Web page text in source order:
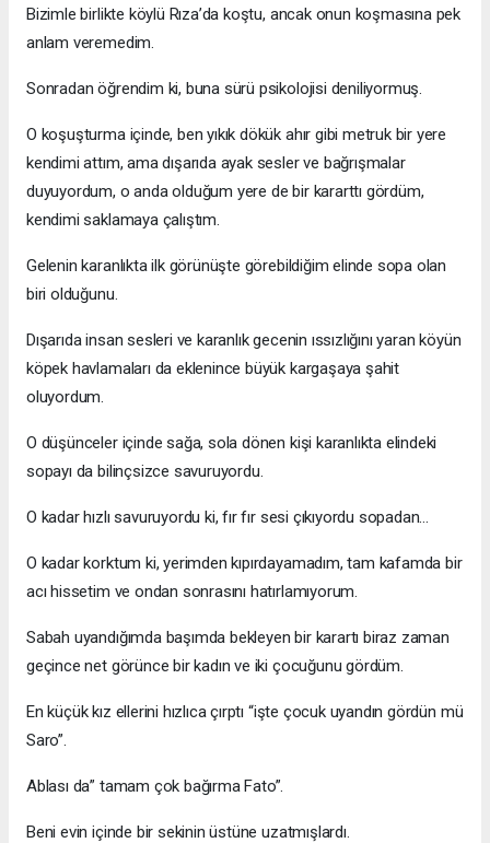
Bizimle birlikte köylü Rıza’da koştu, ancak onun koşmasına pek
anlam veremedim.
Sonradan öğrendim ki, buna sürü psikolojisi deniliyormuş.
O koşuşturma içinde, ben yıkık dökük ahır gibi metruk bir yere
kendimi attım, ama dışarıda ayak sesler ve bağrışmalar
duyuyordum, o anda olduğum yere de bir kararttı gördüm,
kendimi saklamaya çalıştım.
Gelenin karanlıkta ilk görünüşte görebildiğim elinde sopa olan
biri olduğunu.
Dışarıda insan sesleri ve karanlık gecenin ıssızlığını yaran köyün
köpek havlamaları da eklenince büyük kargaşaya şahit
oluyordum.
O düşünceler içinde sağa, sola dönen kişi karanlıkta elindeki
sopayı da bilinçsizce savuruyordu.
O kadar hızlı savuruyordu ki, fır fır sesi çıkıyordu sopadan...
O kadar korktum ki, yerimden kıpırdayamadım, tam kafamda bir
acı hissetim ve ondan sonrasını hatırlamıyorum.
Sabah uyandığımda başımda bekleyen bir karartı biraz zaman
geçince net görünce bir kadın ve iki çocuğunu gördüm.
En küçük kız ellerini hızlıca çırptı “işte çocuk uyandın gördün mü
Saro”.
Ablası da” tamam çok bağırma Fato”.
Beni evin içinde bir sekinin üstüne uzatmışlardı.